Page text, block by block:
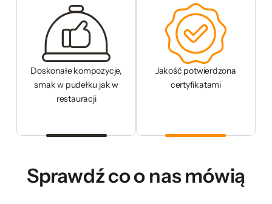
Doskonałe kompozycje,
smak w pudełku jak w
restauracji
Jakość potwierdzona
certyfikatami
Sprawdź co o nas mówią